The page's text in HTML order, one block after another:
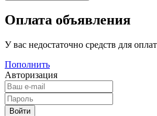
Оплата объявления
У вас недостаточно средств для
Пополнить
Авторизация